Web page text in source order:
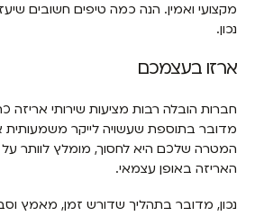
מקצועי ואמין. הנה כמה טיפים חשובים
נכון.
ארזו בעצמכם
חברות הובלה רבות מציעות שירותי
מדובר בתוספת שעשויה לייקר
המטרה שלכם היא לחסוך, מומלץ לוותר
האריזה באופן עצמאי.
נכון, מדובר בתהליך שדורש זמן, מאמץ